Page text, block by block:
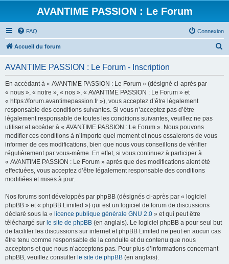
AVANTIME PASSION : Le Forum
FAQ Connexion
Accueil du forum
AVANTIME PASSION : Le Forum - Inscription
En accédant à « AVANTIME PASSION : Le Forum » (désigné ci-après par
« nous », « notre », « nos », « AVANTIME PASSION : Le Forum » et
« https://forum.avantimepassion.fr »), vous acceptez d’être légalement
responsable des conditions suivantes. Si vous n’acceptez pas d’être
légalement responsable de toutes les conditions suivantes, veuillez ne pas
utiliser et accéder à « AVANTIME PASSION : Le Forum ». Nous pouvons
modifier ces conditions à n’importe quel moment et nous essaierons de vous
informer de ces modifications, bien que nous vous conseillons de vérifier
régulièrement par vous-même. En effet, si vous continuez à participer à
« AVANTIME PASSION : Le Forum » après que des modifications aient été
effectuées, vous acceptez d’être légalement responsable des conditions
modifiées et mises à jour.
Nos forums sont développés par phpBB (désignés ci-après par « logiciel
phpBB » et « phpBB Limited ») qui est un logiciel de forum de discussions
déclaré sous la « licence publique générale GNU 2.0 » et qui peut être
téléchargé sur le site de phpBB (en anglais). Le logiciel phpBB a pour seul but
de faciliter les discussions sur internet et phpBB Limited ne peut en aucun cas
être tenu comme responsable de la conduite et du contenu que nous
acceptons et que nous n’acceptons pas. Pour plus d’informations concernant
phpBB, veuillez consulter le site de phpBB (en anglais).